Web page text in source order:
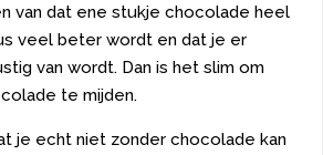
van dat ene stukje chocolade heel
veel beter wordt en dat je er
van wordt. Dan is het slim om
te mijden.
je echt niet zonder chocolade kan